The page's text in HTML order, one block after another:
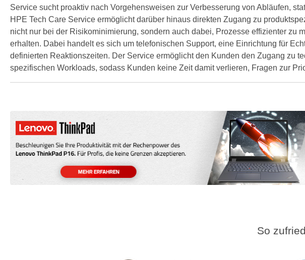
Service sucht proaktiv nach Vorgehensweisen zur Verbesserung von Abläufen,
HPE Tech Care Service ermöglicht darüber hinaus direkten Zugang zu
nicht nur bei der Risikominimierung, sondern auch dabei, Prozesse effizienter
erhalten. Dabei handelt es sich um telefonischen Support, eine Einrichtung für
definierten Reaktionszeiten. Der Service ermöglicht den Kunden den Zugang zu
spezifischen Workloads, sodass Kunden keine Zeit damit verlieren, Fragen zur
So